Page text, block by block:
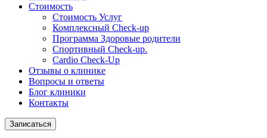
Стоимость
Стоимость Услуг
Комплексный Check-up
Программа Здоровые родители
Спортивный Check-up.
Cardio Check-Up
Отзывы о клинике
Вопросы и ответы
Блог клиники
Контакты
Записаться